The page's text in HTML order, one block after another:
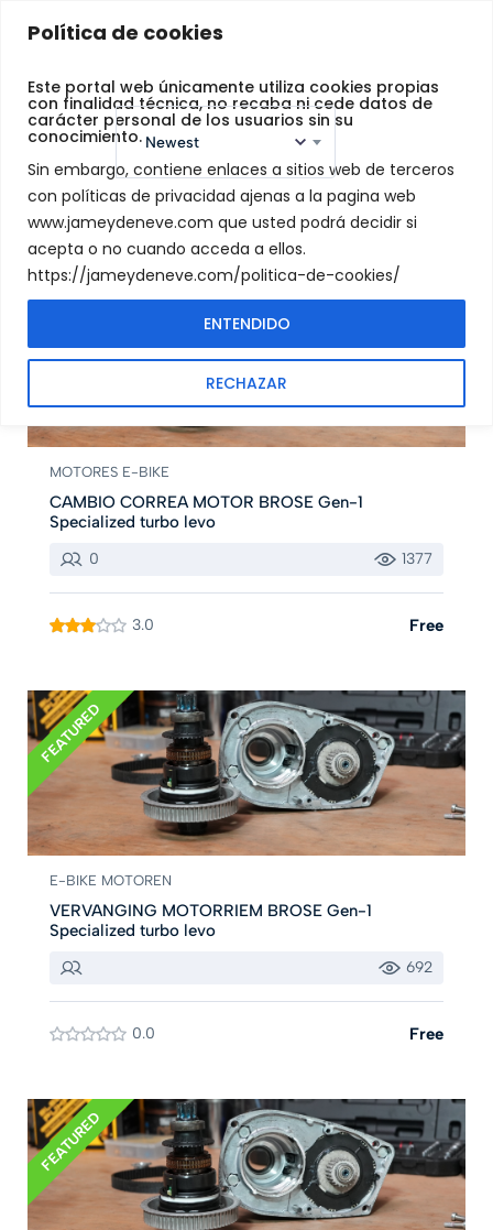
Política de cookies
Este portal web únicamente utiliza cookies propias
con finalidad técnica, no recaba ni cede datos de
carácter personal de los usuarios sin su
conocimiento.
Sin embargo, contiene enlaces a sitios web de terceros
con políticas de privacidad ajenas a la pagina web
www.jameydeneve.com que usted podrá decidir si
acepta o no cuando acceda a ellos.
https://jameydeneve.com/politica-de-cookies/
RECHAZAR
ENTENDIDO
Jamey
Neve
Sort by:
Newest
Filters
MOTORES E-BIKE
CAMBIO CORREA MOTOR BROSE Gen-1
Specialized turbo levo
0 1377
3.0 Free
FEATURED
E-BIKE MOTOREN
VERVANGING MOTORRIEM BROSE Gen-1
Specialized turbo levo
692
0.0 Free
FEATURED